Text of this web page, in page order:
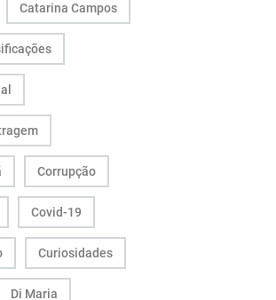
Catarina Campos
Corrupção
Covid-19
Curiosidades
Di Maria